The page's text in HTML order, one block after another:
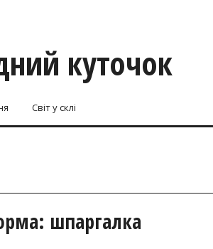
куточок
Світ у склі
шпаргалка